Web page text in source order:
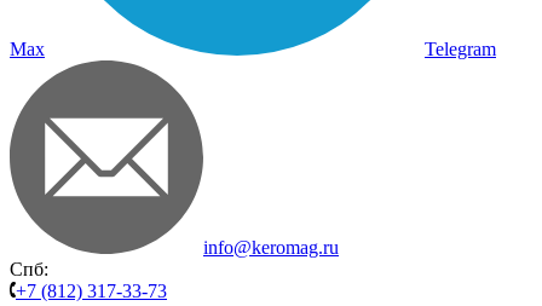
Max Telegram
info@keromag.ru
Спб:
+7 (812) 317-33-73